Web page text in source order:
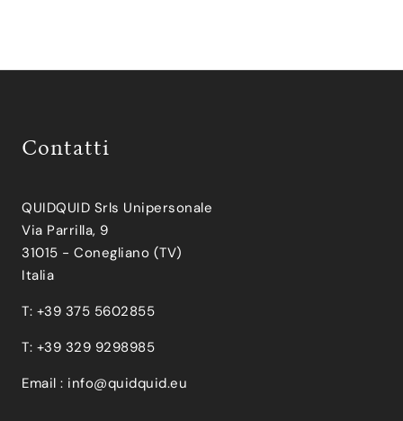
Contatti
QUIDQUID Srls Unipersonale
Via Parrilla, 9
31015 - Conegliano (TV)
Italia
T: +39 375 5602855
T: +39 329 9298985
Email : info@quidquid.eu